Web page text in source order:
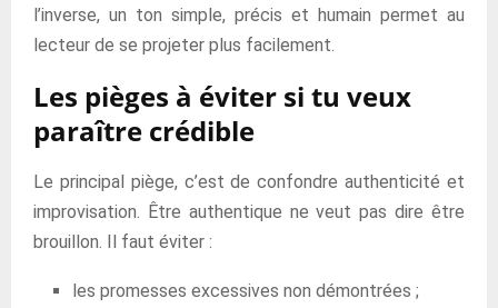
l’inverse, un ton simple, précis et humain permet au
lecteur de se projeter plus facilement.
Les pièges à éviter si tu veux
paraître crédible
Le principal piège, c’est de confondre authenticité et
improvisation. Être authentique ne veut pas dire être
brouillon. Il faut éviter :
les promesses excessives non démontrées ;